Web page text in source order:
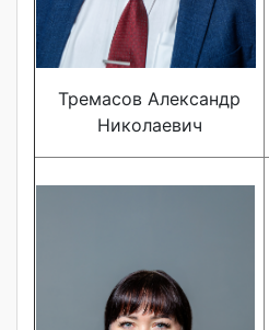
Тремасов Александр
Николаевич